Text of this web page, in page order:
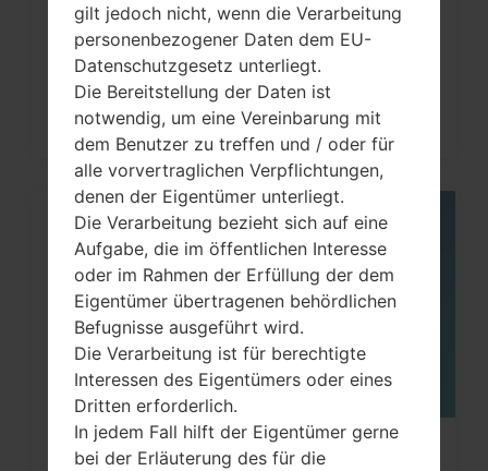
Werkseinstellungen durch Code au
LG...
Wie kann man die
gilt jedoch nicht, wenn die Verarbeitung
personenbezogener Daten dem EU-
Datenschutzgesetz unterliegt.
Die Bereitstellung der Daten ist
notwendig, um eine Vereinbarung mit
dem Benutzer zu treffen und / oder für
alle vorvertraglichen Verpflichtungen,
denen der Eigentümer unterliegt.
Die Verarbeitung bezieht sich auf eine
Aufgabe, die im öffentlichen Interesse
oder im Rahmen der Erfüllung der dem
Eigentümer übertragenen behördlichen
Befugnisse ausgeführt wird.
Die Verarbeitung ist für berechtigte
Interessen des Eigentümers oder eines
Dritten erforderlich.
In jedem Fall hilft der Eigentümer gerne
bei der Erläuterung des für die